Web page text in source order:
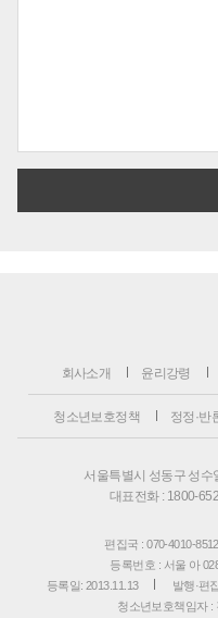
회사소개 윤리강령
청소년보호정책 정정·반
서울특별시 성동구 성
대표전화 : 1800-
편집국 : 070-4010-8512
등록번호 : 서울 아
등록일: 2013.11.13
발행·편
청소년보호책임자 :